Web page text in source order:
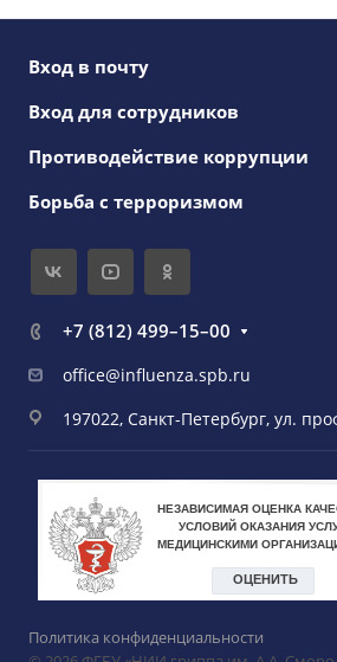
Вход в почту
Вход для сотрудников
Противодействие коррупции
Борьба с терроризмом
+7 (812) 499–15–00
office@influenza.spb.ru
197022, Санкт-Петербург, ул.
Политика конфиденциальности